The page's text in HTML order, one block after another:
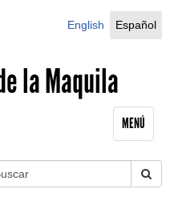
English
Español
la Maquila
MENÚ